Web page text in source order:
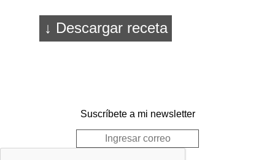
↓ Descargar receta
Suscríbete a mi newsletter